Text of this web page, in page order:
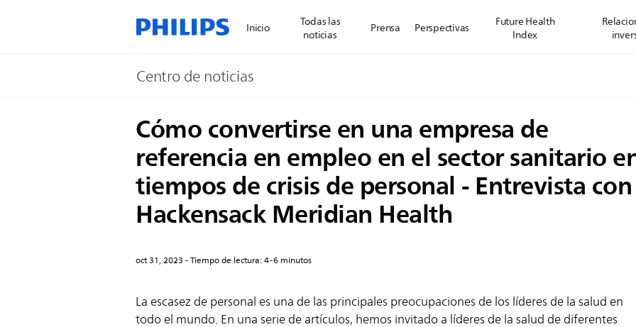
Inicio
Todas las
noticias
Prensa Perspectivas
Future Health
Index
Centro de noticias
Cómo convertirse en una empresa de
referencia en empleo en el sector sanitario
tiempos de crisis de personal - Entrevista con
Hackensack Meridian Health
oct 31, 2023 - Tiempo de lectura: 4-6 minutos
La escasez de personal es una de las principales preocupaciones de los líderes de la salud en
todo el mundo. En una serie de artículos, hemos invitado a líderes de la salud de diferentes